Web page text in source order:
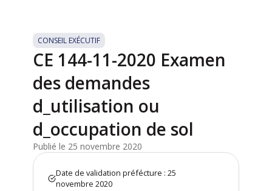
CONSEIL EXÉCUTIF
CE 144-11-2020 Examen
des demandes
d_utilisation ou
d_occupation de sol
Publié le 25 novembre 2020
Date de validation préfécture : 25
novembre 2020